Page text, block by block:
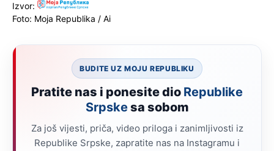
Izvor:
Foto: Moja Republika / Ai
BUDITE UZ MOJU REPUBLIKU
Pratite nas i ponesite dio Republike
Srpskesa sobom
Za još vijesti, priča, video priloga i zanimljivosti iz
Republike Srpske, zapratite nas na Instagramu i